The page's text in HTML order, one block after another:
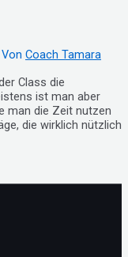
Coach Tamara
Class die
ist man aber
man die Zeit nutzen
die wirklich nützlich